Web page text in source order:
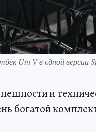
Uni-V в одной версии
и
богатой